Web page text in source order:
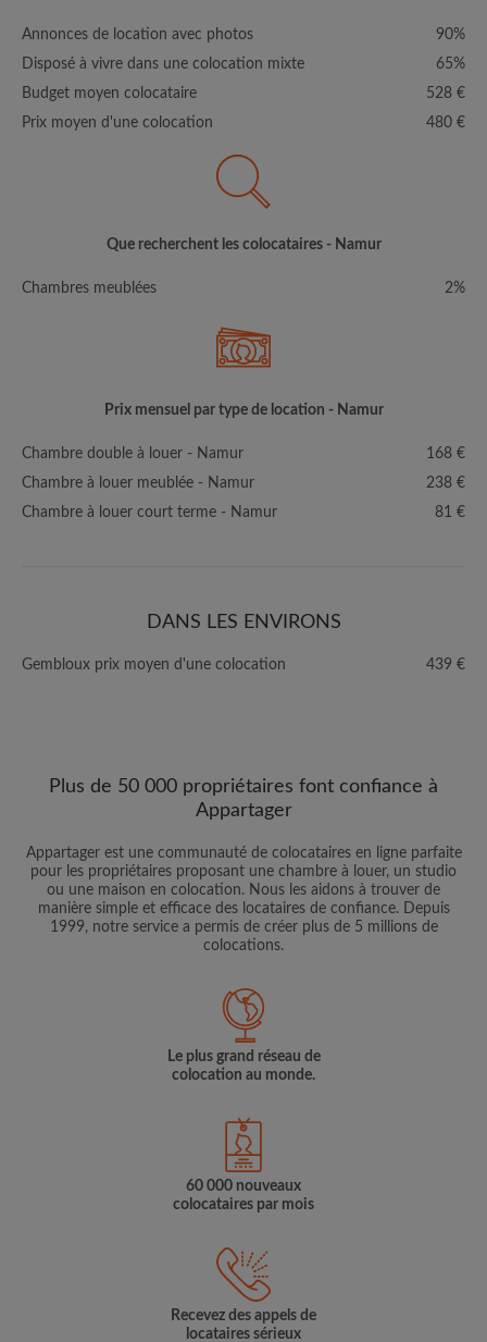
Annonces de location avec photos
90%
Disposé à vivre dans une colocation mixte
65%
Budget moyen colocataire
528 €
Prix moyen d'une colocation
480 €
Que recherchent les colocataires - Namur
Chambres meublées 2%
Prix mensuel par type de location - Namur
Chambre double à louer - Namur
168 €
Chambre à louer meublée - Namur
238 €
Chambre à louer court terme - Namur
81 €
DANS LES ENVIRONS
Gembloux prix moyen d'une colocation 439 €
Plus de 50 000 propriétaires font confiance à
Appartager
Appartager est une communauté de colocataires en ligne parfaite
pour les propriétaires proposant une chambre à louer, un studio
ou une maison en colocation. Nous les aidons à trouver de
manière simple et efficace des locataires de confiance. Depuis
1999, notre service a permis de créer plus de 5 millions de
colocations.
Le plus grand réseau de
colocation au monde.
60 000 nouveaux
colocataires par mois
Recevez des appels de
locataires sérieux